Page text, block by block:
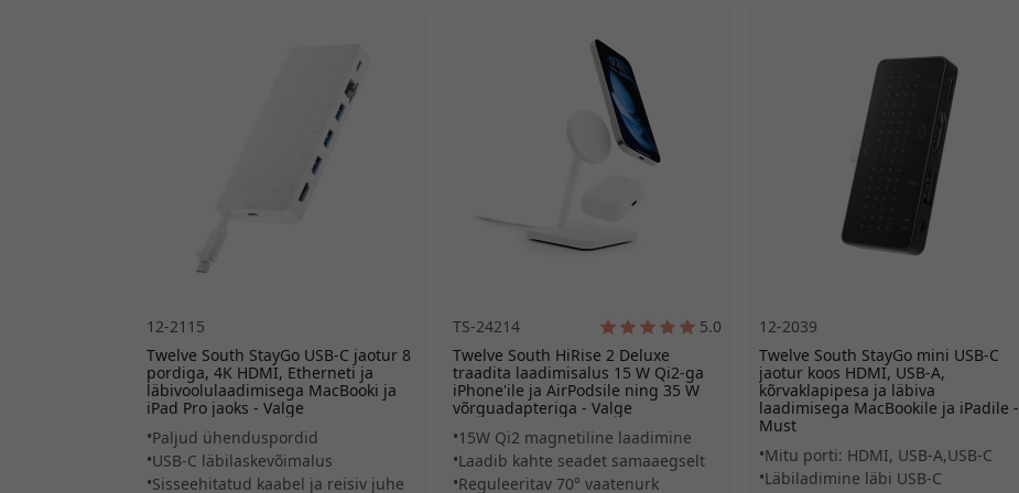
12-2115
Twelve South StayGo USB-C jaotur 8
pordiga, 4K HDMI, Etherneti ja
läbivoolulaadimisega MacBooki ja
iPad Pro jaoks - Valge
Paljud ühenduspordid
USB-C läbilaskevõimalus
Sisseehitatud kaabel ja reisiv juhe
TS-24214
5.0
Twelve South HiRise 2 Deluxe
traadita laadimisalus 15 W Qi2-ga
iPhone'ile ja AirPodsile ning 35 W
võrguadapteriga - Valge
15W Qi2 magnetiline laadimine
Laadib kahte seadet samaaegselt
Reguleeritav 70° vaatenurk
12-2039
Twelve South StayGo mini USB-C
jaotur koos HDMI, USB-A,
kõrvaklapipesa ja läbiva
laadimisega MacBookile ja iPadile -
Must
Mitu porti: HDMI, USB-A,USB-C
Läbiladimine läbi USB-C